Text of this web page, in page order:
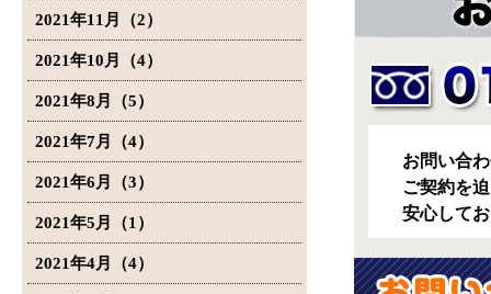
2021年11月（2）
2021年10月（4）
2021年8月（5）
2021年7月（4）
2021年6月（3）
2021年5月（1）
2021年4月（4）
お問い合
ご契約を
安心して